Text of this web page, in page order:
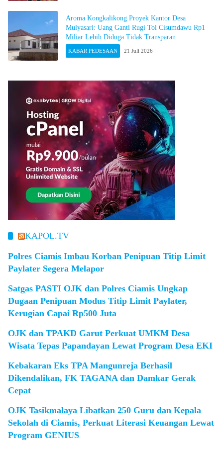
Aroma Kongkalikong Proyek Kantor Desa
Mulyasari: Uang Ganti Rugi Tol Cisumdawu Rp1
Miliar Lebih Diduga Tidak Transparan
KABAR PEDESAAN 21 Juli 2026
KAPOL.TV
Polres Ciamis Imbau Korban Penipuan Titip Limit
Paylater Segera Melapor
Satgas PASTI OJK dan Polres Ciamis Ungkap
Dugaan Penipuan Modus Titip Limit Paylater,
Kerugian Capai Rp500 Juta
OJK dan TPAKD Garut Perkuat UMKM Desa
Wisata Tepas Papandayan Lewat Program Desa EKI
Kebakaran Eks TPA Mangunreja Berhasil
Dikendalikan, FK TAGANA dan Damkar Gerak
Cepat
OJK Tasikmalaya Libatkan 250 Guru dan Kepala
Sekolah di Ciamis, Perkuat Literasi Keuangan Lewat
Program GENIUS